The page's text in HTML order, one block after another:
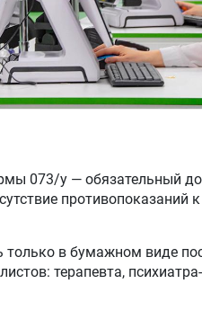
073/у — обязательный
противопоказаний
только в бумажном виде
терапевта,